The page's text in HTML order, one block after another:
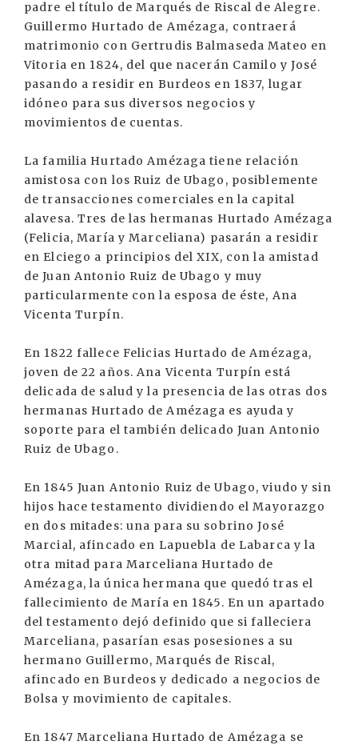
padre el título de Marqués de Riscal de Alegre.
Guillermo Hurtado de Amézaga, contraerá
matrimonio con Gertrudis Balmaseda Mateo en
Vitoria en 1824, del que nacerán Camilo y José
pasando a residir en Burdeos en 1837, lugar
idóneo para sus diversos negocios y
movimientos de cuentas.
La familia Hurtado Amézaga tiene relación
amistosa con los Ruiz de Ubago, posiblemente
de transacciones comerciales en la capital
alavesa. Tres de las hermanas Hurtado Amézaga
(Felicia, María y Marceliana) pasarán a residir
en Elciego a principios del XIX, con la amistad
de Juan Antonio Ruiz de Ubago y muy
particularmente con la esposa de éste, Ana
Vicenta Turpín.
En 1822 fallece Felicias Hurtado de Amézaga,
joven de 22 años. Ana Vicenta Turpín está
delicada de salud y la presencia de las otras dos
hermanas Hurtado de Amézaga es ayuda y
soporte para el también delicado Juan Antonio
Ruiz de Ubago.
En 1845 Juan Antonio Ruiz de Ubago, viudo y sin
hijos hace testamento dividiendo el Mayorazgo
en dos mitades: una para su sobrino José
Marcial, afincado en Lapuebla de Labarca y la
otra mitad para Marceliana Hurtado de
Amézaga, la única hermana que quedó tras el
fallecimiento de María en 1845. En un apartado
del testamento dejó definido que si falleciera
Marceliana, pasarían esas posesiones a su
hermano Guillermo, Marqués de Riscal,
afincado en Burdeos y dedicado a negocios de
Bolsa y movimiento de capitales.
En 1847 Marceliana Hurtado de Amézaga se